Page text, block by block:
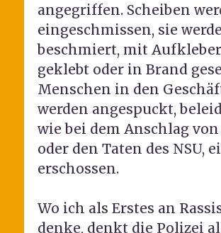
angegriffen. Scheiben
eingeschmissen, sie
beschmiert, mit
geklebt oder in Brand
Menschen in den
werden angespuckt,
wie bei dem Anschlag
oder den Taten des NSU,
erschossen.
Wo ich als Erstes an
denke, denkt die Polizei